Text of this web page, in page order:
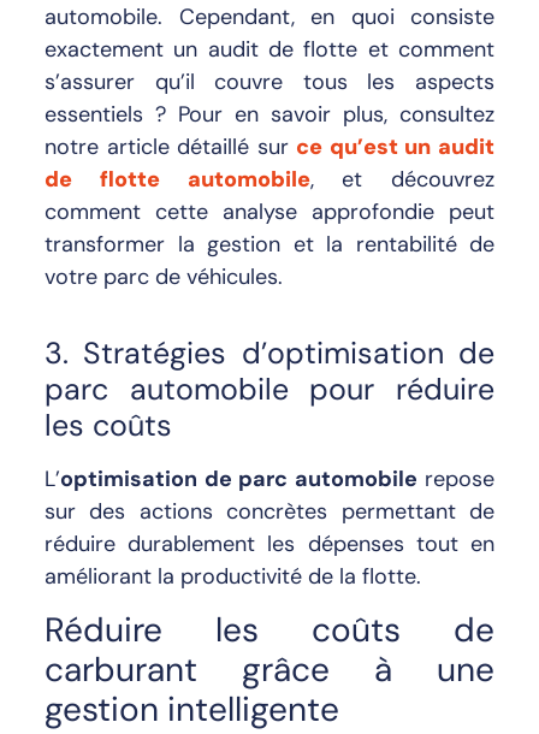
automobile. Cependant, en quoi consiste
exactement un audit de flotte et comment
s’assurer qu’il couvre tous les aspects
essentiels ? Pour en savoir plus, consultez
notre article détaillé sur ce qu’est un audit
de flotte automobile, et découvrez
comment cette analyse approfondie peut
transformer la gestion et la rentabilité de
votre parc de véhicules.
3. Stratégies d’optimisation de
parc automobile pour réduire
les coûts
L’optimisation de parc automobile repose
sur des actions concrètes permettant de
réduire durablement les dépenses tout en
améliorant la productivité de la flotte.
Réduire les coûts de
carburant grâce à une
gestion intelligente